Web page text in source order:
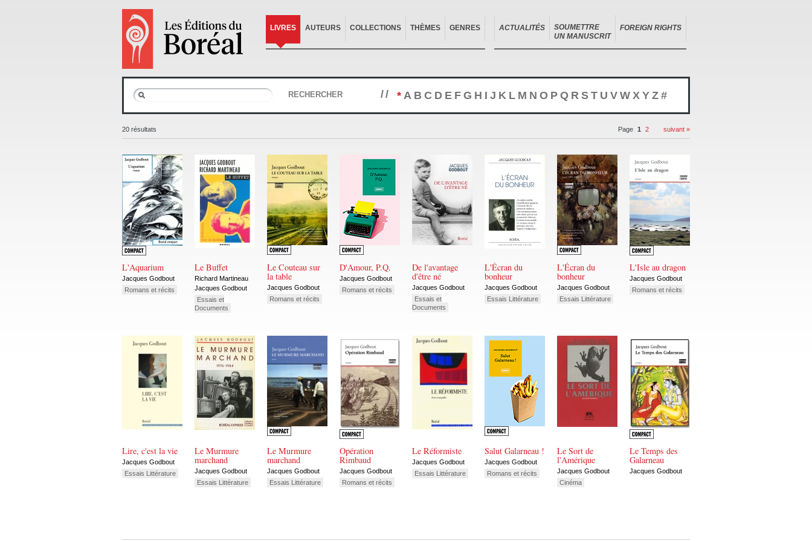
LIVRES AUTEURS COLLECTIONS THÈMES GENRES ACTUALITÉS
SOUMETTRE
UN MANUSCRIT
FOREIGN RIGHTS
RECHERCHER // * A B C D E F G H I J K L M N O P Q R S T U V W X Y Z #
20 résultats Page 1 2 suivant »
L'Aquarium
Jacques Godbout
Romans et récits
Le Buffet
Richard Martineau
Jacques Godbout
Essais et
Documents
Le Couteau sur
la table
Jacques Godbout
Romans et récits
D'Amour, P.Q.
Jacques Godbout
Romans et récits
De l'avantage
d'être né
Jacques Godbout
Essais et
Documents
L'Écran du
bonheur
Jacques Godbout
Essais Littérature
L'Écran du
bonheur
Jacques Godbout
Essais Littérature
L'Isle au dragon
Jacques Godbout
Romans et récits
Lire, c'est la vie
Jacques Godbout
Essais Littérature
Le Murmure
marchand
Jacques Godbout
Essais Littérature
Le Murmure
marchand
Jacques Godbout
Essais Littérature
Opération
Rimbaud
Jacques Godbout
Romans et récits
Le Réformiste
Jacques Godbout
Essais Littérature
Salut Galarneau !
Jacques Godbout
Romans et récits
Le Sort de
l'Amérique
Jacques Godbout
Cinéma
Le Temps des
Galarneau
Jacques Godbout